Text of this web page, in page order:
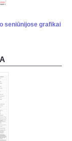
seniūnijose grafikai